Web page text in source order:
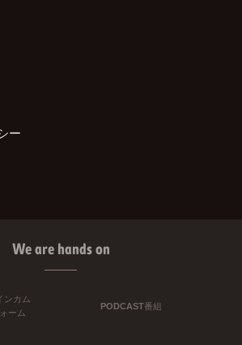
ー
We are hands on
ンカム
ーム
PODCAST番組